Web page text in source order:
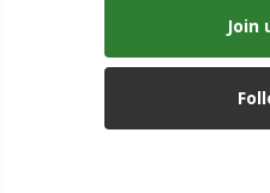
Join